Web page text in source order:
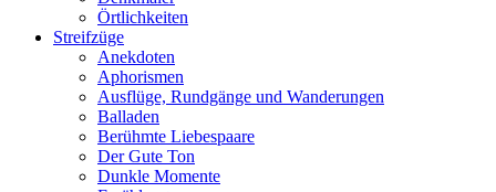
Örtlichkeiten
Streifzüge
Anekdoten
Aphorismen
Ausflüge, Rundgänge und Wanderungen
Balladen
Berühmte Liebespaare
Der Gute Ton
Dunkle Momente